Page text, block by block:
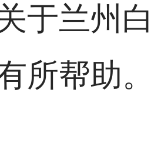
于兰州
所帮助。